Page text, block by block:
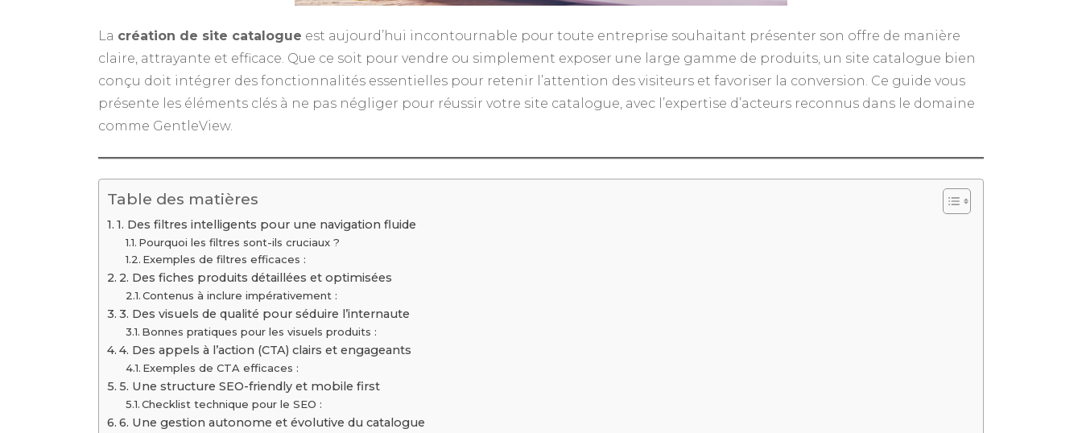
La création de site catalogue est aujourd’hui incontournable pour toute entreprise souhaitant présenter son offre de manière
claire, attrayante et efficace. Que ce soit pour vendre ou simplement exposer une large gamme de produits, un site catalogue bien
conçu doit intégrer des fonctionnalités essentielles pour retenir l’attention des visiteurs et favoriser la conversion. Ce guide vous
présente les éléments clés à ne pas négliger pour réussir votre site catalogue, avec l’expertise d’acteurs reconnus dans le domaine
comme GentleView.
Table des matières
1. Des filtres intelligents pour une navigation fluide
Pourquoi les filtres sont-ils cruciaux ?
Exemples de filtres efficaces :
2. Des fiches produits détaillées et optimisées
Contenus à inclure impérativement :
3. Des visuels de qualité pour séduire l’internaute
Bonnes pratiques pour les visuels produits :
4. Des appels à l’action (CTA) clairs et engageants
Exemples de CTA efficaces :
5. Une structure SEO-friendly et mobile first
Checklist technique pour le SEO :
6. Une gestion autonome et évolutive du catalogue